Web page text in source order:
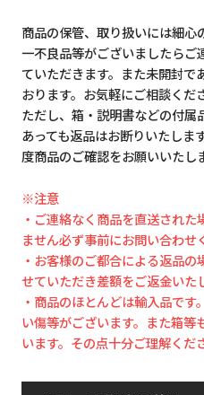
商品の保管、取り扱いには細
一不良品等がございましたらご
ていただきます。また未開封で
おります。お気軽にご相談くだ
ただし、箱・説明書などの付
あっても返品はお断りいたしま
度商品のご確認をお願いいたし
※注意
・ご連絡なく商品を直送され
ません必ず事前にお問い合わせ
・お客様のご都合による返品
せていただき差額をご返金いた
・商品のほとんどは輸入品で
い傷等がございます。また箱
います。その点十分ご理解くだ